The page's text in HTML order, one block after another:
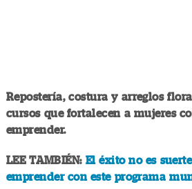
Repostería, costura y arreglos
cursos que fortalecen a mujeres
emprender.
LEE TAMBIÉN: El éxito no es
emprender con este programa